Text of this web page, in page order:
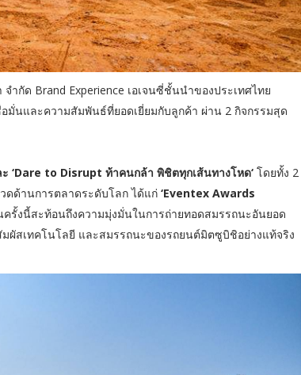
กัด Brand Experience เอเจนซี่ชั้นนำของประเทศไทย
มั่นและความสัมพันธ์ที่ยอดเยี่ยมกับลูกค้า ผ่าน 2 กิจกรรมสุด
‘Dare to Disrupt ท้าคนกล้า พิชิตทุกเส้นทางโหด‘ โดยทั้ง 2
ดด้านการตลาดระดับโลก ได้แก่ ‘Eventex Awards
ครั้งนี้สะท้อนถึงความมุ่งมั่นในการถ่ายทอดสมรรถนะอันยอด
สเทคโนโลยี และสมรรถนะของรถยนต์มิตซูบิชิอย่างแท้จริง